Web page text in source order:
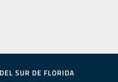
SUR DE FLORIDA